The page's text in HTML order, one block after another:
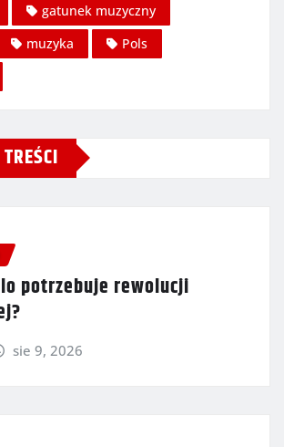
gatunek muzyczny
muzyka
Pols
potrzebuje rewolucji
sie 9, 2026